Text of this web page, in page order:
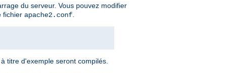
du serveur. Vous pouvez modifier
fichier apache2.conf
titre d'exemple seront compilés.